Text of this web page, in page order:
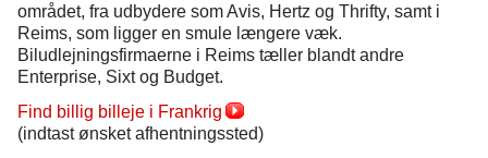
området, fra udbydere som Avis, Hertz og Thrifty, samt i
Reims, som ligger en smule længere væk.
Biludlejningsfirmaerne i Reims tæller blandt andre
Enterprise, Sixt og Budget.
Find billig billeje i Frankrig
(indtast ønsket afhentningssted)